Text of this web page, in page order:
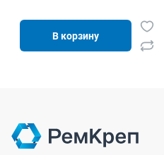
В корзину